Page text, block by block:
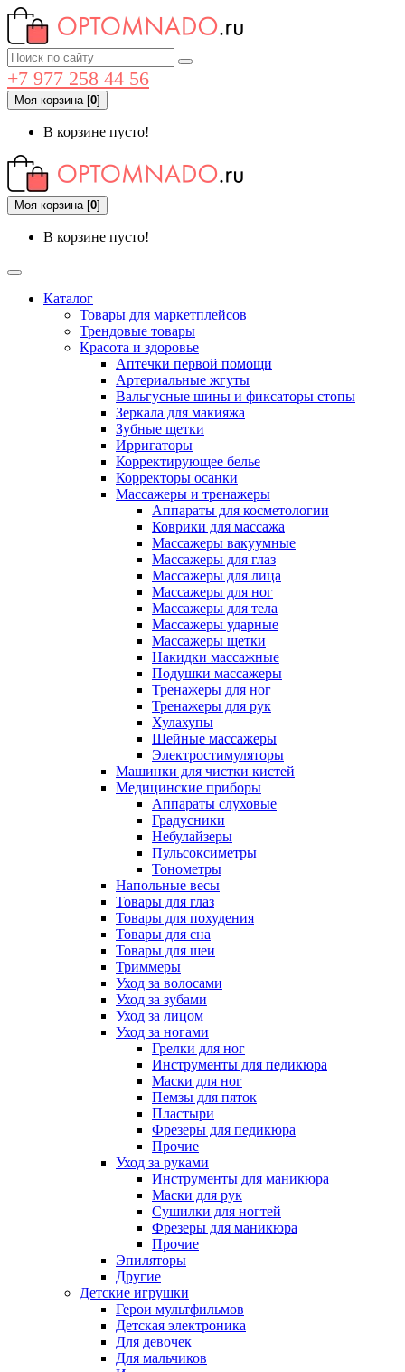
+7 977 258 44 56
Моя корзина[0]
В корзине пусто!
Моя корзина[0]
В корзине пусто!
Каталог
Товары для маркетплейсов
Трендовые товары
Красота и здоровье
Аптечки первой помощи
Артериальные жгуты
Вальгусные шины и фиксаторы стопы
Зеркала для макияжа
Зубные щетки
Ирригаторы
Корректирующее белье
Корректоры осанки
Массажеры и тренажеры
Аппараты для косметологии
Коврики для массажа
Массажеры вакуумные
Массажеры для глаз
Массажеры для лица
Массажеры для ног
Массажеры для тела
Массажеры ударные
Массажеры щетки
Накидки массажные
Подушки массажеры
Тренажеры для ног
Тренажеры для рук
Хулахупы
Шейные массажеры
Электростимуляторы
Машинки для чистки кистей
Медицинские приборы
Аппараты слуховые
Градусники
Небулайзеры
Пульсоксиметры
Тонометры
Напольные весы
Товары для глаз
Товары для похудения
Товары для сна
Товары для шеи
Триммеры
Уход за волосами
Уход за зубами
Уход за лицом
Уход за ногами
Грелки для ног
Инструменты для педикюра
Маски для ног
Пемзы для пяток
Пластыри
Фрезеры для педикюра
Прочие
Уход за руками
Инструменты для маникюра
Маски для рук
Сушилки для ногтей
Фрезеры для маникюра
Прочие
Эпиляторы
Другие
Детские игрушки
Герои мультфильмов
Детская электроника
Для девочек
Для мальчиков